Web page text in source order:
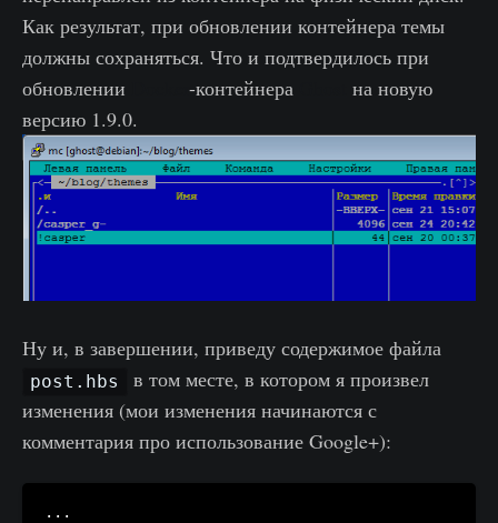
Как результат, при обновлении контейнера темы
должны сохраняться. Что и подтвердилось при
обновлении
-контейнера
на новую
версию 1.9.0.
Ну и, в завершении, приведу содержимое файла
post.hbs
в том месте, в котором я произвел
изменения (мои изменения начинаются с
комментария про использование Google+):
...